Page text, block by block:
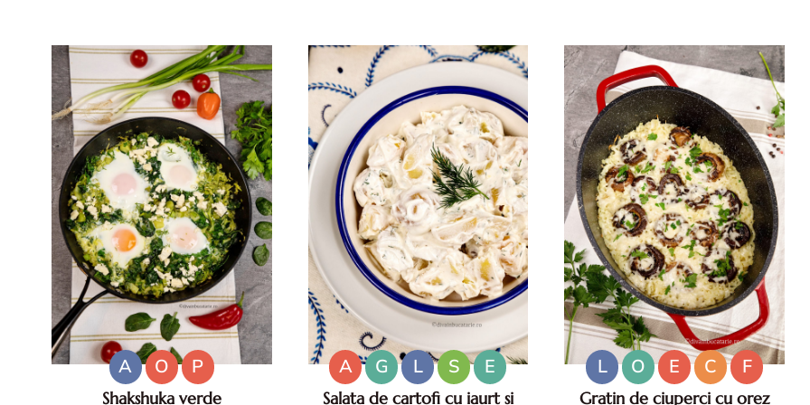
Aperitive pentru masa festiva
pas. Salata sanatoasa si rapida cu
bulgur. Reteta de post
A O P
Shakshuka verde
A G L S E
Salata de cartofi cu iaurt si
L O E C F
Gratin de ciuperci cu orez